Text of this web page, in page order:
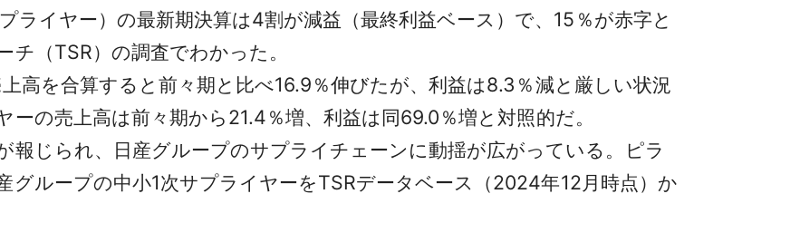
ライヤー）の最新期決算は4割が減益（最終利益ベース）で、15％が赤字と
（TSR）の調査でわかった。
高を合算すると前々期と比べ16.9％伸びたが、利益は8.3％減と厳しい状況
の売上高は前々期から21.4％増、利益は同69.0％増と対照的だ。
じられ、日産グループのサプライチェーンに動揺が広がっている。ピラ
グループの中小1次サプライヤーをTSRデータベース（2024年12月時点）か